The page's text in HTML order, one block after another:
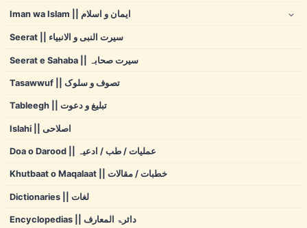
Iman wa Islam || ایمان و اسلام
Seerat || سیرت النبی و الانبیاء
Seerat e Sahaba || سیرت صحابہ
Tasawwuf || تصوف و سلوک
Tableegh || تبلیغ و دعوت
Islahi || اصلاحی
Doa o Darood || عملیات / طب / ادعیہ
Khutbaat o Maqalaat || خطبات / مقالات
Dictionaries || لغات
Encyclopedias || دائرۃ المعارف